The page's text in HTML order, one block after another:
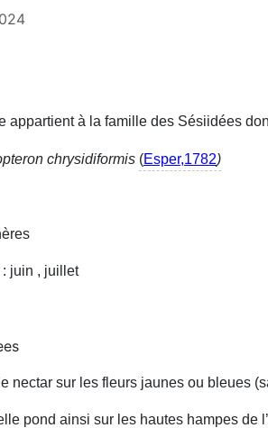
appartient à la famille des Sésiidées
chrysidiformis (Esper,1782)
: juin , juillet
nectar sur les fleurs jaunes ou bleues
pond ainsi sur les hautes hampes de